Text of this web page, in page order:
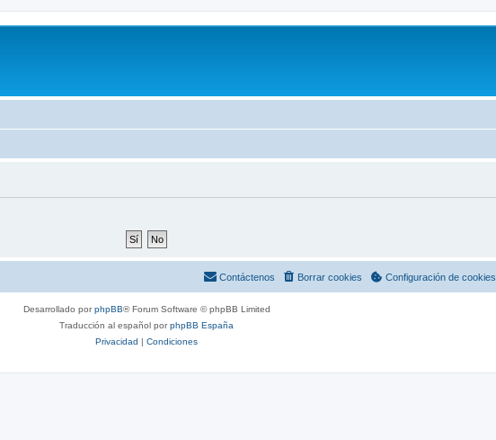
Configuración de cookies
Borrar cookies
Contáctenos
Desarrollado porphpBB® Forum Software © phpBB Limited
Traducción al español porphpBB España
Privacidad | Condiciones